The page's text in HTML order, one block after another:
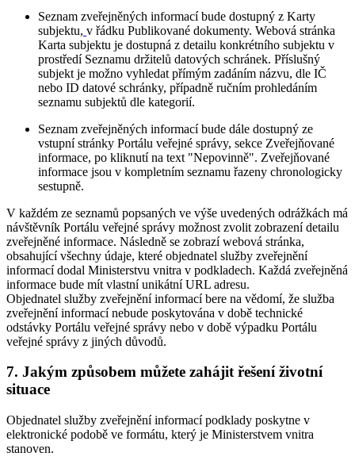
Seznam zveřejněných informací bude dostupný z Karty
subjektu, v řádku Publikované dokumenty. Webová stránka
Karta subjektu je dostupná z detailu konkrétního subjektu v
prostředí Seznamu držitelů datových schránek. Příslušný
subjekt je možno vyhledat přímým zadáním názvu, dle IČ
nebo ID datové schránky, případně ručním prohledáním
seznamu subjektů dle kategorií.
Seznam zveřejněných informací bude dále dostupný ze
vstupní stránky Portálu veřejné správy, sekce Zveřejňované
informace, po kliknutí na text "Nepovinně". Zveřejňované
informace jsou v kompletním seznamu řazeny chronologicky
sestupně.
V každém ze seznamů popsaných ve výše uvedených odrážkách má
návštěvník Portálu veřejné správy možnost zvolit zobrazení detailu
zveřejněné informace. Následně se zobrazí webová stránka,
obsahující všechny údaje, které objednatel služby zveřejnění
informací dodal Ministerstvu vnitra v podkladech. Každá zveřejněná
informace bude mít vlastní unikátní URL adresu.
Objednatel služby zveřejnění informací bere na vědomí, že služba
zveřejnění informací nebude poskytována v době technické
odstávky Portálu veřejné správy nebo v době výpadku Portálu
veřejné správy z jiných důvodů.
7. Jakým způsobem můžete zahájit řešení životní
situace
Objednatel služby zveřejnění informací podklady poskytne v
elektronické podobě ve formátu, který je Ministerstvem vnitra
stanoven.